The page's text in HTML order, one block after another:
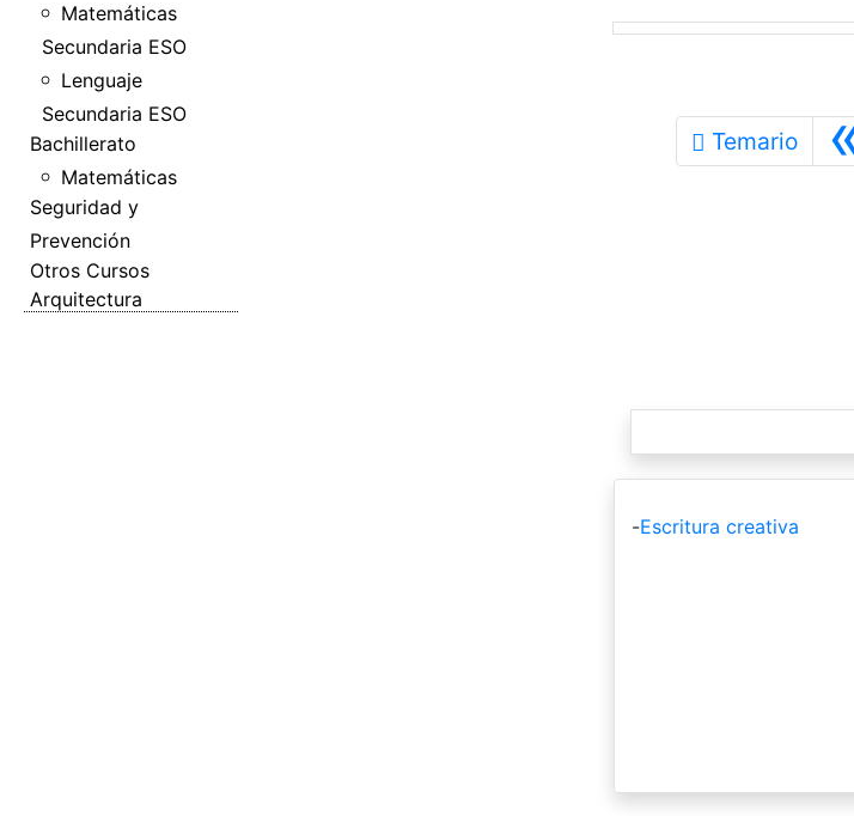
Matemáticas
Secundaria ESO
Lenguaje
Secundaria ESO
Bachillerato
Matemáticas
Seguridad y
Prevención
Otros Cursos
Arquitectura
Temario
-Escritura creativa